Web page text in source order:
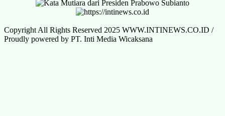
Copyright All Rights Reserved 2025 WWW.INTINEWS.CO.ID /
Proudly powered by PT. Inti Media Wicaksana